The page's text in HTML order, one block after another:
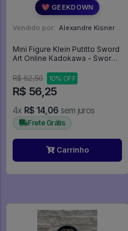
💖 GEEKDOWN
Vendido por: Alexandre Kisner - PR
Mini Figure Klein Putitto Sword
Art Online Kadokawa - Sword
R$ 62,50
10% OFF
R$ 56,25
4x R$ 14,06 sem juros
Frete Grátis
Carrinho